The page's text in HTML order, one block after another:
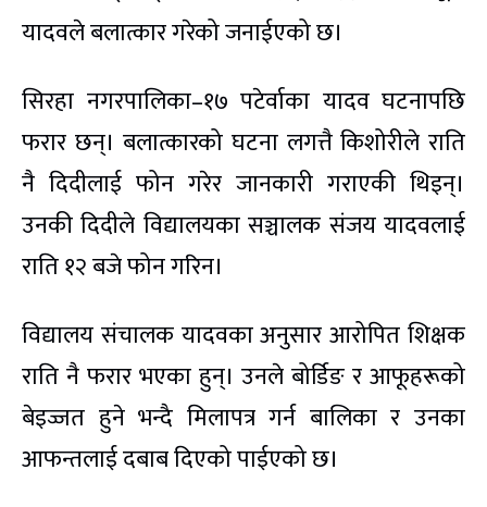
यादवले बलात्कार गरेको जनाईएको छ।
सिरहा नगरपालिका–१७ पटेर्वाका यादव घटनापछि
फरार छन्। बलात्कारको घटना लगत्तै किशोरीले राति
नै दिदीलाई फोन गरेर जानकारी गराएकी थिइन्।
उनकी दिदीले विद्यालयका सञ्चालक संजय यादवलाई
राति १२ बजे फोन गरिन।
विद्यालय संचालक यादवका अनुसार आरोपित शिक्षक
राति नै फरार भएका हुन्। उनले बोर्डिङ र आफूहरूको
बेइज्जत हुने भन्दै मिलापत्र गर्न बालिका र उनका
आफन्तलाई दबाब दिएको पाईएको छ।